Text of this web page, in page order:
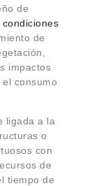
de
de
impactos
consumo
ligada a la
o
con
de
tiempo de